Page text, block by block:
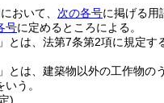
おいて、 次の各号に掲げる用
号に定めるところによる。
」とは、法第7条第2項に規定す
」とは、建築物以外の工作物の
う。
)